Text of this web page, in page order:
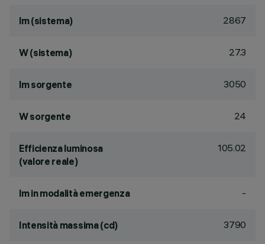
lm (sistema) 2867
W (sistema) 27.3
lm sorgente 3050
W sorgente 24
Efficienza luminosa
(valore reale)
105.02
lm in modalità emergenza -
Intensità massima (cd) 3790